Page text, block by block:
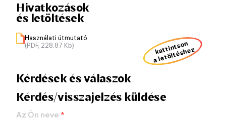
Hivatkozások
és letöltések
Használati útmutató
(PDF, 228.87 Kb)
kattintson
a letöltéshez
Kérdések és válaszok
Kérdés/visszajelzés küldése
Az Ön neve *